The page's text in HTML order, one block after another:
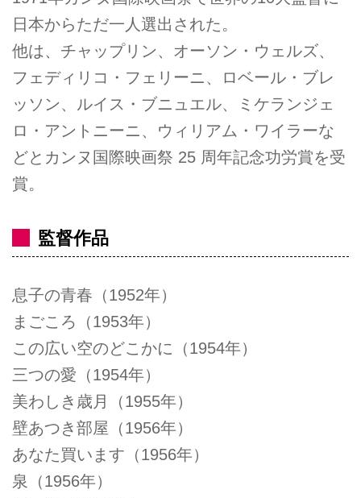
日本からただ一人選出された。
他は、チャップリン、オーソン・ウェルズ、
フェディリコ・フェリーニ、ロベール・ブレ
ッソン、ルイス・ブニュエル、ミケランジェ
ロ・アントニーニ、ウィリアム・ワイラーな
どとカンヌ国際映画祭 25 周年記念功労賞を受
賞。
監督作品
息子の青春（1952年）
まごころ（1953年）
この広い空のどこかに（1954年）
三つの愛（1954年）
美わしき歳月（1955年）
壁あつき部屋（1956年）
あなた買います（1956年）
泉（1956年）